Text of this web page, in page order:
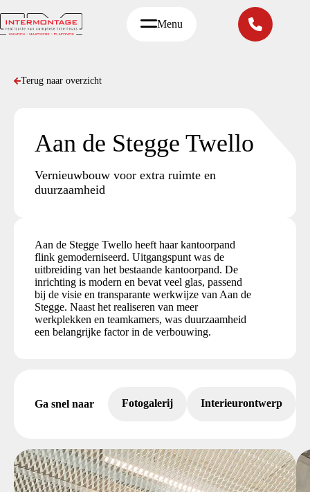
naar
de
Menu
Terug naar overzicht
Aan de Stegge Twello
Vernieuwbouw voor extra ruimte en
duurzaamheid
Aan de Stegge Twello heeft haar kantoorpand
flink gemoderniseerd. Uitgangspunt was de
uitbreiding van het bestaande kantoorpand. De
inrichting is modern en bevat veel glas, passend
bij de visie en transparante werkwijze van Aan de
Stegge. Naast het realiseren van meer
werkplekken en teamkamers, was duurzaamheid
een belangrijke factor in de verbouwing.
Ga snel naar Fotogalerij Interieurontwerp